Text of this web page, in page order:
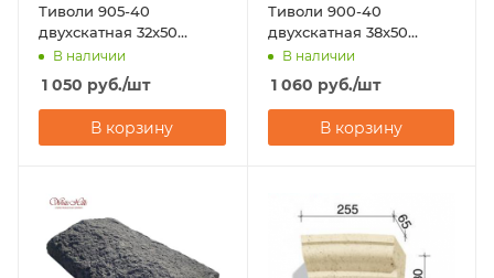
Тиволи 905-40
двухскатная 32x50
White Hills
В наличии
1 050 руб./шт
В корзину
Тиволи 900-40
двухскатная 38x50
White Hills
В наличии
1 060 руб./шт
В корзину